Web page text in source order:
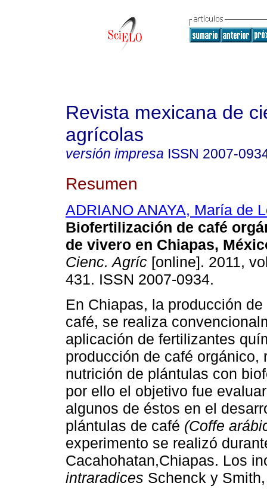
Revista mexicana de
agrícolas
versión impresa ISSN 2007-
Resumen
ADRIANO ANAYA, María de
Biofertilización de café
de vivero en Chiapas,
Cienc. Agríc [online]. 2011,
431. ISSN 2007-0934.
En Chiapas, la producción
café, se realiza
aplicación de fertilizantes
producción de café orgánico,
nutrición de plántulas con
por ello el objetivo fue
algunos de éstos en el
plántulas de café (Coffe
experimento se realizó
Cacahohatan,Chiapas. Los
intraradices Schenck y